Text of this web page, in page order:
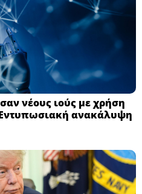
νέους ιούς με χρήση
ανακάλυψη